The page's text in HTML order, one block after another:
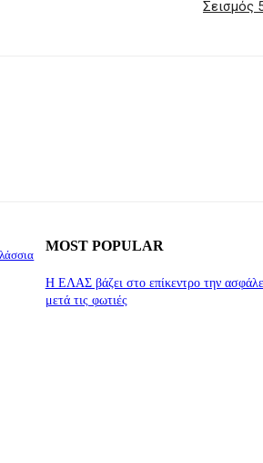
Σεισμός
MOST POPULAR
Η ΕΛΑΣ βάζει στο επίκεντρο την
μετά τις φωτιές